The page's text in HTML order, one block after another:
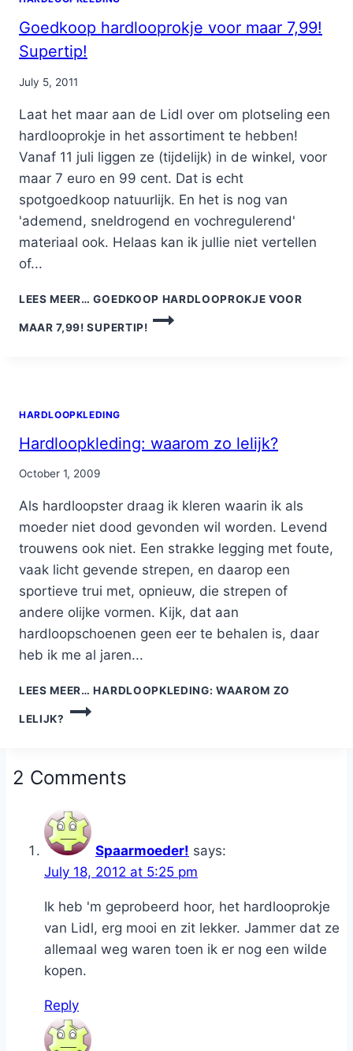
Goedkoop hardlooprokje voor maar 7,99!
Supertip!
By
July 5, 2011
Laat het maar aan de Lidl over om plotseling een
hardlooprokje in het assortiment te hebben!
Vanaf 11 juli liggen ze (tijdelijk) in de winkel, voor
maar 7 euro en 99 cent. Dat is echt
spotgoedkoop natuurlijk. En het is nog van
'ademend, sneldrogend en vochregulerend'
materiaal ook. Helaas kan ik jullie niet vertellen
of...
LEES MEER… GOEDKOOP HARDLOOPROKJE VOOR
MAAR 7,99! SUPERTIP!
HARDLOOPKLEDING
Hardloopkleding: waarom zo lelijk?
By
October 1, 2009
Als hardloopster draag ik kleren waarin ik als
moeder niet dood gevonden wil worden. Levend
trouwens ook niet. Een strakke legging met foute,
vaak licht gevende strepen, en daarop een
sportieve trui met, opnieuw, die strepen of
andere olijke vormen. Kijk, dat aan
hardloopschoenen geen eer te behalen is, daar
heb ik me al jaren...
LEES MEER… HARDLOOPKLEDING: WAAROM ZO
LELIJK?
2 Comments
Spaarmoeder! says:
July 18, 2012 at 5:25 pm
Ik heb 'm geprobeerd hoor, het hardlooprokje
van Lidl, erg mooi en zit lekker. Jammer dat ze
allemaal weg waren toen ik er nog een wilde
kopen.
Reply